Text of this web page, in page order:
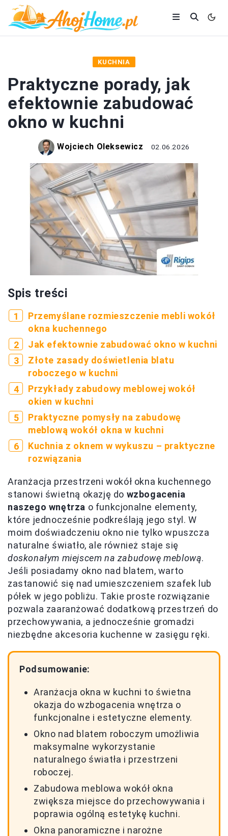
KUCHNIA
Praktyczne porady, jak
efektownie zabudować
okno w kuchni
Wojciech Oleksewicz 02.06.2026
Spis treści
Przemyślane rozmieszczenie mebli wokół
okna kuchennego
Jak efektownie zabudować okno w kuchni
Złote zasady doświetlenia blatu
roboczego w kuchni
Przykłady zabudowy meblowej wokół
okien w kuchni
Praktyczne pomysły na zabudowę
meblową wokół okna w kuchni
Kuchnia z oknem w wykuszu – praktyczne
rozwiązania
Aranżacja przestrzeni wokół okna kuchennego
stanowi świetną okazję do wzbogacenia
naszego wnętrza o funkcjonalne elementy,
które jednocześnie podkreślają jego styl. W
moim doświadczeniu okno nie tylko wpuszcza
naturalne światło, ale również staje się
doskonałym miejscem na zabudowę meblową.
Jeśli posiadamy okno nad blatem, warto
zastanowić się nad umieszczeniem szafek lub
półek w jego pobliżu. Takie proste rozwiązanie
pozwala zaaranżować dodatkową przestrzeń do
przechowywania, a jednocześnie gromadzi
niezbędne akcesoria kuchenne w zasięgu ręki.
Podsumowanie:
Aranżacja okna w kuchni to świetna
okazja do wzbogacenia wnętrza o
funkcjonalne i estetyczne elementy.
Okno nad blatem roboczym umożliwia
maksymalne wykorzystanie
naturalnego światła i przestrzeni
roboczej.
Zabudowa meblowa wokół okna
zwiększa miejsce do przechowywania i
poprawia ogólną estetykę kuchni.
Okna panoramiczne i narożne